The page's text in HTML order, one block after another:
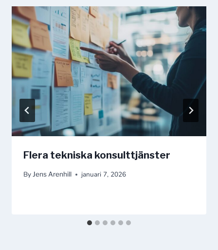
Flera tekniska konsulttjänster
By Jens Arenhill januari 7, 2026